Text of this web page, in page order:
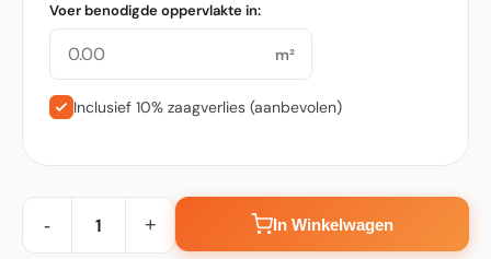
Voer benodigde oppervlakte in:
m²
Inclusief 10% zaagverlies (aanbevolen)
- + In Winkelwagen